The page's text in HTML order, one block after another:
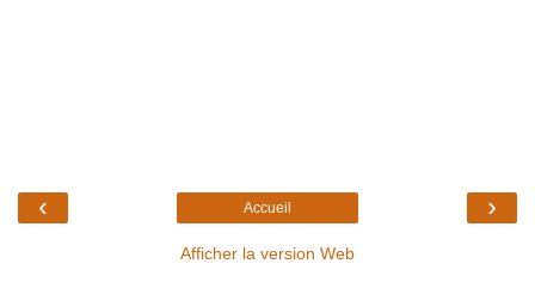
‹ ›
Accueil
Afficher la version Web